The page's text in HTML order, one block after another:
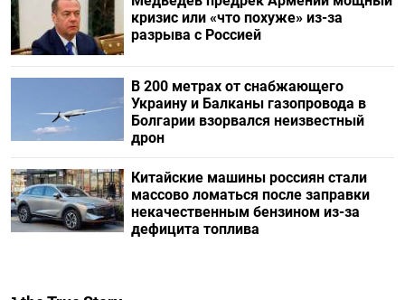
кризис или «что похуже» из-за
разрыва с Россией
В 200 метрах от снабжающего
Украину и Балканы газопровода в
Болгарии взорвался неизвестный
дрон
Китайские машины россиян стали
массово ломаться после заправки
некачественным бензином из-за
дефицита топлива